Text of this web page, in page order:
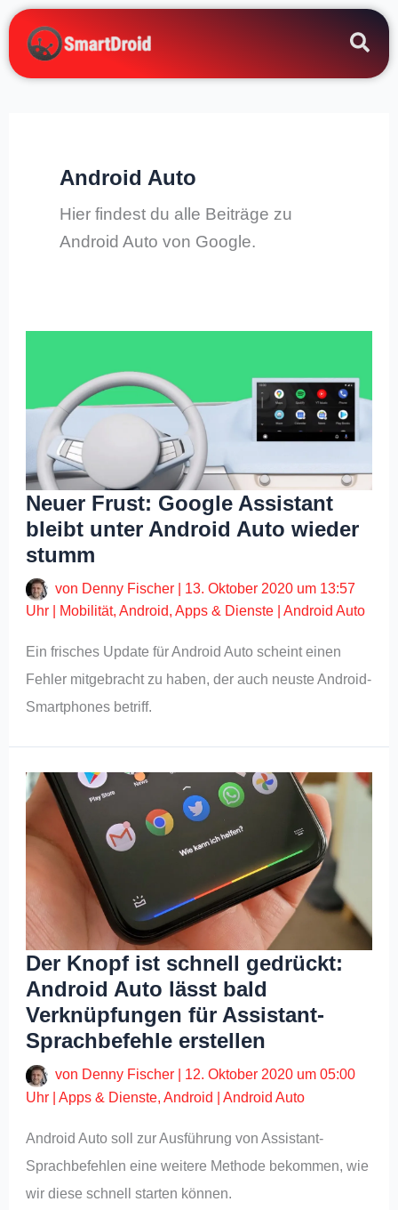
Zum
Inhalt
springen
Android Auto
Hier findest du alle Beiträge zu
Android Auto von Google.
Neuer Frust: Google Assistant
bleibt unter Android Auto wieder
stumm
von Denny Fischer
13. Oktober 2020 um 13:57
Uhr
Mobilität,Android,Apps & Dienste |Android Auto
Ein frisches Update für Android Auto scheint einen
Fehler mitgebracht zu haben, der auch neuste Android-
Smartphones betriff.
Der Knopf ist schnell gedrückt:
Android Auto lässt bald
Verknüpfungen für Assistant-
Sprachbefehle erstellen
von Denny Fischer
12. Oktober 2020 um 05:00
Uhr |Apps & Dienste,Android |Android Auto
Android Auto soll zur Ausführung von Assistant-
Sprachbefehlen eine weitere Methode bekommen, wie
wir diese schnell starten können.